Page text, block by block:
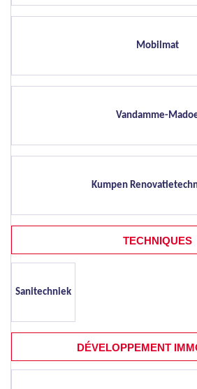
Mobilmat
Vandamme-
Kumpen
TECHNIQUES
Sanitechniek
DÉVELOPPEMENT